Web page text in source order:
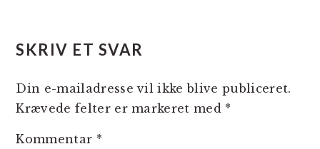
SKRIV ET SVAR
Din e-mailadresse vil ikke blive publiceret.
Krævede felter er markeret med *
Kommentar *